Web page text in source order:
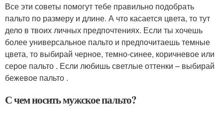
Все эти советы помогут тебе правильно подобрать
пальто по размеру и длине. А что касается цвета, то тут
дело в твоих личных предпочтениях. Если ты хочешь
более универсальное пальто и предпочитаешь темные
цвета, то выбирай черное, темно-синее, коричневое или
серое пальто . Если любишь светлые оттенки – выбирай
бежевое пальто .
С чем носить мужское пальто?